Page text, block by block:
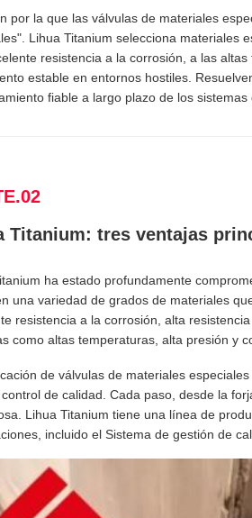
por la que las válvulas de materiales
Lihua Titanium selecciona materiales
resistencia a la corrosión, a las
estable en entornos hostiles.
fiable a largo plazo de los sistemas
Titanium: tres ventajas
ha estado profundamente
una variedad de grados de materiales
resistencia a la corrosión, alta
como altas temperaturas, alta presión y
de válvulas de materiales
de calidad. Cada paso, desde la
Lihua Titanium tiene una línea de
incluido el Sistema de gestión de